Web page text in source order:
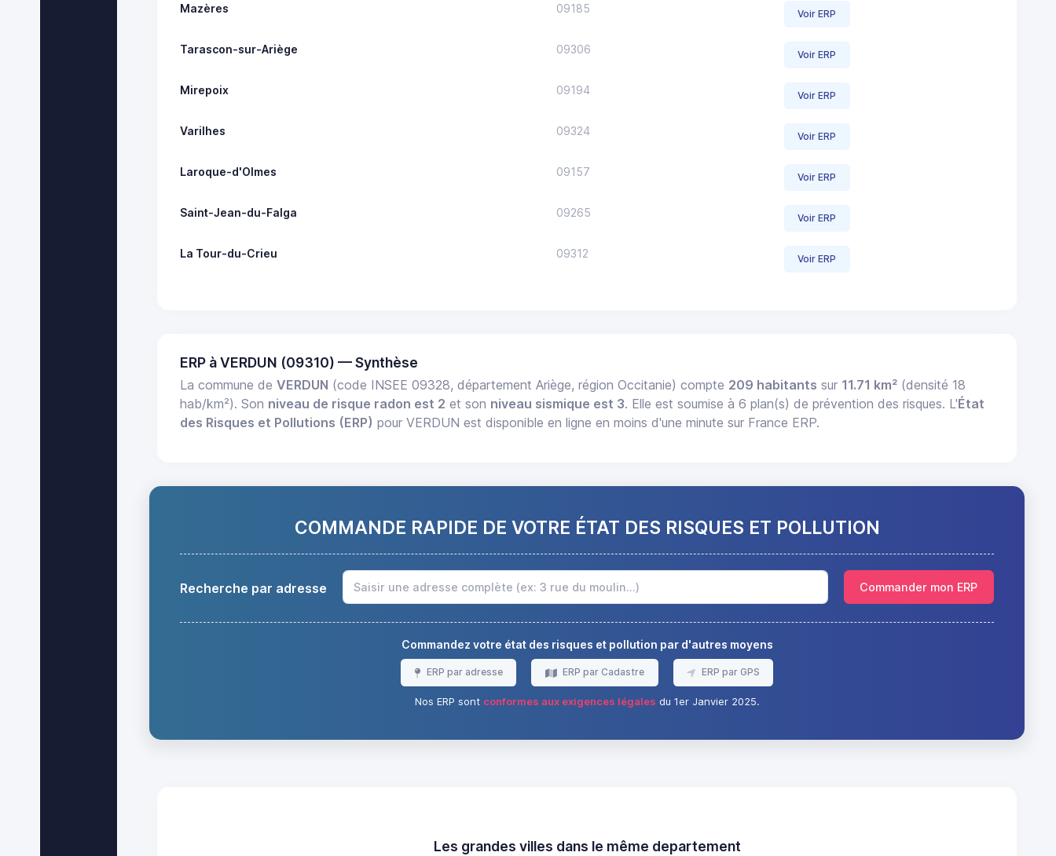
Mazères 09185 Voir ERP
Tarascon-sur-Ariège 09306 Voir ERP
Mirepoix 09194 Voir ERP
Varilhes 09324 Voir ERP
Laroque-d'Olmes 09157 Voir ERP
Saint-Jean-du-Falga 09265 Voir ERP
La Tour-du-Crieu 09312 Voir ERP
ERP à VERDUN (09310) — Synthèse
La commune deVERDUN (code INSEE 09328, département Ariège, région Occitanie) compte 209 habitants sur 11.71 km² (densité 18
hab/km²). Son niveau de risque radon est 2 et son niveau sismique est 3. Elle est soumise à 6 plan(s) de prévention des risques. L'État
des Risques et Pollutions (ERP) pour VERDUN est disponible en ligne en moins d'une minute sur France ERP.
COMMANDE RAPIDE DE VOTRE ÉTAT DES RISQUES ET POLLUTION
Recherche par adresse Commander mon ERP
Commandez votre état des risques et pollution par d'autres moyens
ERP par adresse ERP par Cadastre ERP par GPS
Nos ERP sont conformes aux exigences légales du 1er Janvier 2025.
Les grandes villes dans le même departement